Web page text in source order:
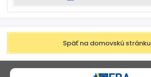
Späť na domovskú stránku